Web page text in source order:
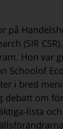
på
(SIR
Hon var
Schoolof
i bred
om
lista